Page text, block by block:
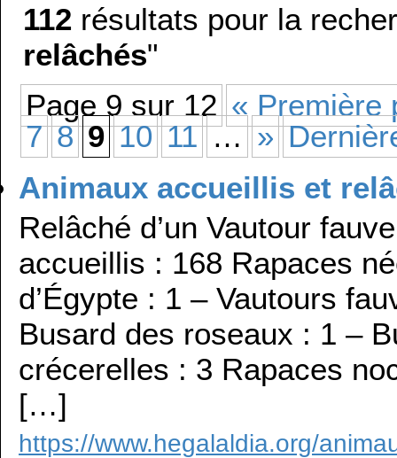
112 résultats pour la
relâchés"
Page 9 sur 12 « Première
7 8 9 10 11 … »
Animaux accueillis et
Relâché d’un Vautour
accueillis : 168 Rapaces
d’Égypte : 1 – Vautours
Busard des roseaux : 1 –
crécerelles : 3 Rapaces
[…]
https://www.hegalaldia.org/